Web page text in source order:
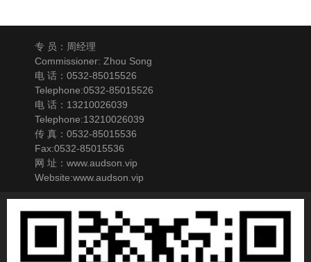
专 员：周经理
Commissioner: Zhou Song
电 话：0532-85015526
Telephone:0532-85015526
电 话：13210026039
Telephone:13210026039
传 真：0532-85015536
Fax:0532-85015536
网 址：www.audson.vip
Website:www.audson.vip